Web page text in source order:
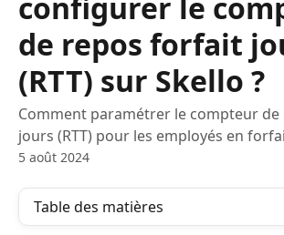
de repos forfait
(RTT) sur Skello ?
Comment paramétrer le compteur
jours (RTT) pour les employés en
5 août 2024
Table des matières